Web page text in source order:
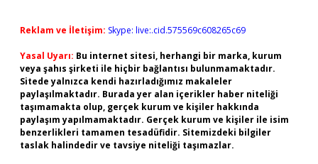
Reklam ve İletişim: Skype: live:.cid.575569c608265c69
Yasal Uyarı: Bu internet sitesi, herhangi bir marka, kurum
veya şahıs şirketi ile hiçbir bağlantısı bulunmamaktadır.
Sitede yalnızca kendi hazırladığımız makaleler
paylaşılmaktadır. Burada yer alan içerikler haber niteliği
taşımamakta olup, gerçek kurum ve kişiler hakkında
paylaşım yapılmamaktadır. Gerçek kurum ve kişiler ile isim
benzerlikleri tamamen tesadüfidir. Sitemizdeki bilgiler
taslak halindedir ve tavsiye niteliği taşımazlar.